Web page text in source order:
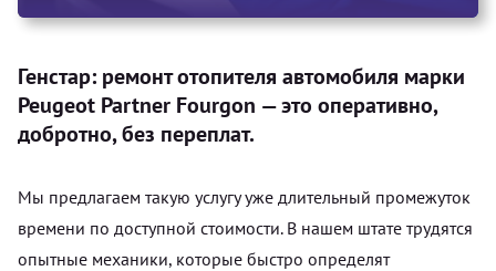
Генстар: ремонт отопителя автомобиля марки
Peugeot Partner Fourgon — это оперативно,
добротно, без переплат.
Мы предлагаем такую услугу уже длительный промежуток
времени по доступной стоимости. В нашем штате трудятся
опытные механики, которые быстро определят